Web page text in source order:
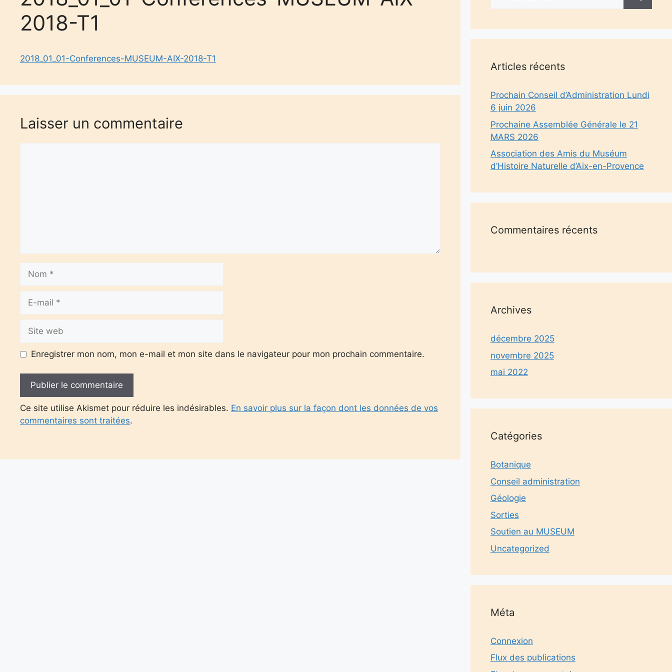
2018-T1
2018_01_01-Conferences-MUSEUM-AIX-2018-T1
Laisser un commentaire
Nom
Site
web
Enregistrer mon nom, mon e-mail et mon site dans le navigateur pour mon prochain commentaire.
Ce site utilise Akismet pour réduire les indésirables. En savoir plus sur la façon dont les données de vos
commentaires sont traitées.
Articles récents
Prochain Conseil d’Administration Lundi
6 juin 2026
Prochaine Assemblée Générale le 21
MARS 2026
Association des Amis du Muséum
d’Histoire Naturelle d’Aix-en-Provence
Commentaires récents
Archives
décembre 2025
novembre 2025
mai 2022
Catégories
Botanique
Conseil administration
Géologie
Sorties
Soutien au MUSEUM
Uncategorized
Méta
Connexion
Flux des publications